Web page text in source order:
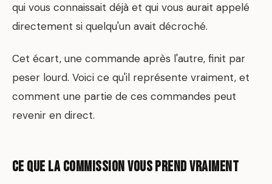
qui vous connaissait déjà et qui vous aurait appelé
directement si quelqu'un avait décroché.
Cet écart, une commande après l'autre, finit par
peser lourd. Voici ce qu'il représente vraiment, et
comment une partie de ces commandes peut
revenir en direct.
Ce que la commission vous prend vraiment